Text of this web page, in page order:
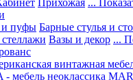
Прихожая ...
и пуфы Барные стулья и
Вазы и декор ...
винтажная
- мебель неоклассика